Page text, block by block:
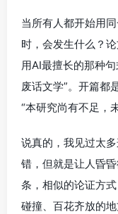
当所有人都开始用
时，会发生什么？
用AI最擅长的那种
废话文学”。开篇都
“本研究尚有不足，
说真的，我见过太
错，但就是让人昏
条，相似的论证方
碰撞、百花齐放的